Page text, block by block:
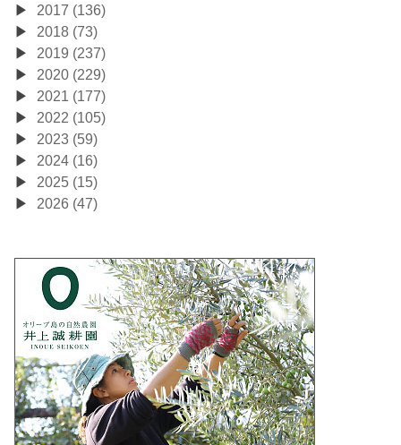
2017 (136)
2018 (73)
2019 (237)
2020 (229)
2021 (177)
2022 (105)
2023 (59)
2024 (16)
2025 (15)
2026 (47)